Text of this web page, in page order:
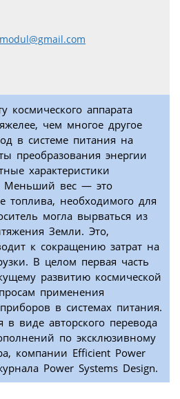
космического аппарата
чем многое другое
в системе питания на
преобразования энергии
характеристики
Меньший вес — это
топлива, необходимого для
могла вырваться из
Земли. Это,
к сокращению затрат на
В целом первая часть
развитию космической
применения
в системах питания.
в виде авторского перевода
по эксклюзивному
компании Efficient Power
Power Systems Design.